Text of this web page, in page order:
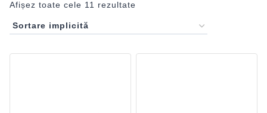
Afișez toate cele 11 rezultate